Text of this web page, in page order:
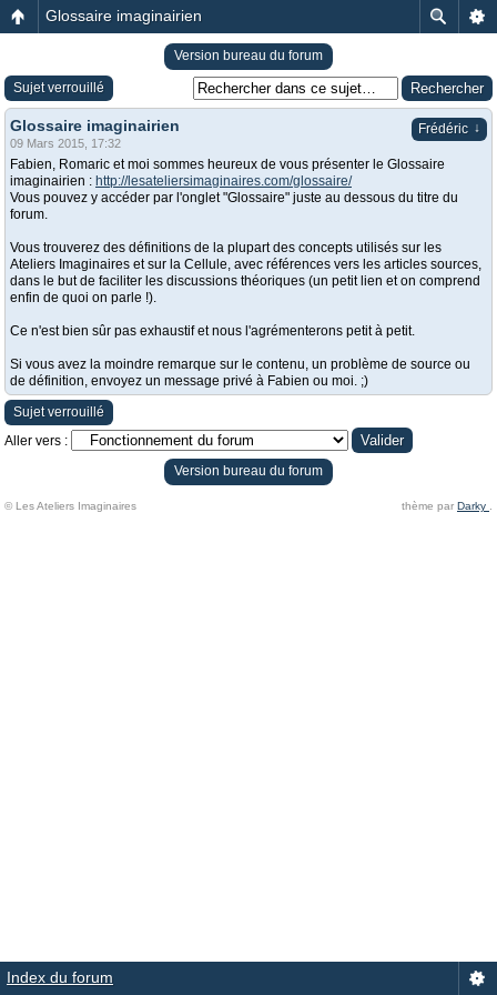
Glossaire imaginairien
Version bureau du forum
Sujet verrouillé
Frédéric ↓
Glossaire imaginairien
09 Mars 2015, 17:32
Fabien, Romaric et moi sommes heureux de vous présenter le Glossaire
imaginairien : http://lesateliersimaginaires.com/glossaire/
Vous pouvez y accéder par l'onglet "Glossaire" juste au dessous du titre du
forum.
Vous trouverez des définitions de la plupart des concepts utilisés sur les
Ateliers Imaginaires et sur la Cellule, avec références vers les articles sources,
dans le but de faciliter les discussions théoriques (un petit lien et on comprend
enfin de quoi on parle !).
Ce n'est bien sûr pas exhaustif et nous l'agrémenterons petit à petit.
Si vous avez la moindre remarque sur le contenu, un problème de source ou
de définition, envoyez un message privé à Fabien ou moi. ;)
Sujet verrouillé
Aller vers :
Version bureau du forum
© Les Ateliers Imaginaires thème par Darky
Index du forum